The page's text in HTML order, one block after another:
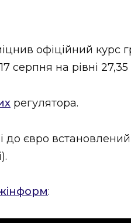
офіційний курс
серпня на рівні 27,35
регулятора.
до євро встановлений
: